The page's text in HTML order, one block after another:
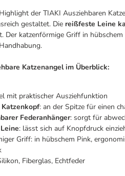
der TIAKI Ausziehbaren
gestaltet. Die reißfeste Leine
Der katzenförmige Griff in
Katzenangel im Überblick:
mit praktischer Ausziehfunktion
: an der Spitze für einen
Federanhänger: sorgt für
: lässt sich auf Knopfdruck
Griff: in hübschem Pink,
Fiberglas, Echtfeder